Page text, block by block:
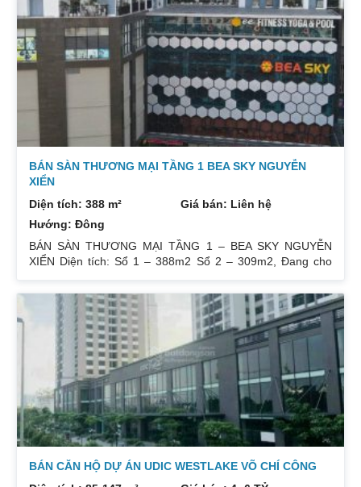
2.2 tỷ/lần). – Sàn tại tầng 1, diện tích 312,71m². Hợp đồng
thuê còn 3 năm từ 01/04/2021, tiền thuê 74tr/tháng. – Sàn
tại tầng 5, diện tích sổ: 852,93m². Giá bán: 30tr/m². Đang
cho thuê Fitness 150tr/tháng. Quý khách liên hệ :
0832133366
BÁN SÀN THƯƠNG MẠI TẦNG 1 BEA SKY NGUYỄN
XIỂN
Diện tích: 388 m²
Giá bán: Liên hệ
Hướng: Đông
BÁN SÀN THƯƠNG MẠI TẦNG 1 – BEA SKY NGUYỄN
XIỂN Diện tích: Sổ 1 – 388m2 Sổ 2 – 309m2, Đang cho
85tr/m2, Sổ 2 – 75tr/m2.. (đã VAT, ko bao gồm phí sang
tên chuyển nhượng ) Liên hệ : 0832133366
BÁN CĂN HỘ DỰ ÁN UDIC WESTLAKE VÕ CHÍ CÔNG